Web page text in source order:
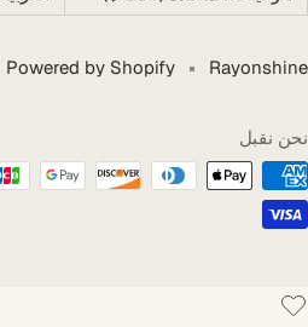
Rayonshine
Powered by Shopify
نحن نقبل